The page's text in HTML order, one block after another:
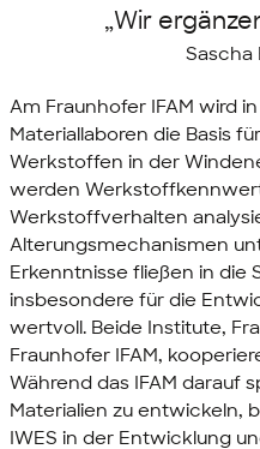
„Wir
Sascha
Am Fraunhofer IFAM wird
Materiallaboren die Basis
Werkstoffen in der
werden
Werkstoffverhalten
Alterungsmechanismen
Erkenntnisse fließen in die
insbesondere für die
wertvoll. Beide Institute,
Fraunhofer IFAM,
Während das IFAM darauf
Materialien zu entwickeln,
IWES in der Entwicklung